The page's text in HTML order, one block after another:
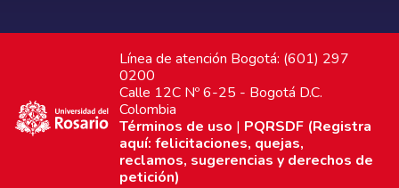
Línea de atención Bogotá: (601) 297
0200
Calle 12C Nº 6-25 - Bogotá D.C.
Colombia
Términos de uso | PQRSDF (Registra
aquí: felicitaciones, quejas,
reclamos, sugerencias y derechos de
petición)